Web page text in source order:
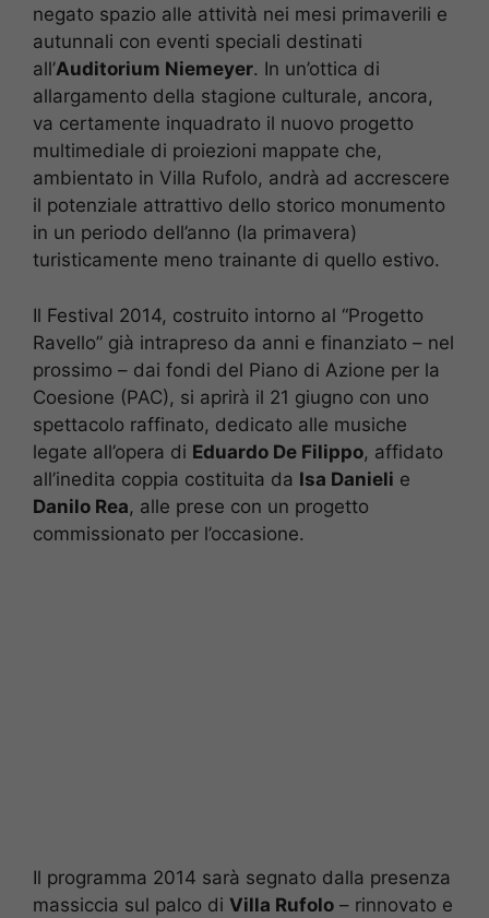
negato spazio alle attività nei mesi primaverili e
autunnali con eventi speciali destinati
all’Auditorium Niemeyer. In un’ottica di
allargamento della stagione culturale, ancora,
va certamente inquadrato il nuovo progetto
multimediale di proiezioni mappate che,
ambientato in Villa Rufolo, andrà ad accrescere
il potenziale attrattivo dello storico monumento
in un periodo dell’anno (la primavera)
turisticamente meno trainante di quello estivo.
Il Festival 2014, costruito intorno al “Progetto
Ravello” già intrapreso da anni e finanziato – nel
prossimo – dai fondi del Piano di Azione per la
Coesione (PAC), si aprirà il 21 giugno con uno
spettacolo raffinato, dedicato alle musiche
legate all’opera di Eduardo De Filippo, affidato
all’inedita coppia costituita da Isa Danieli e
Danilo Rea, alle prese con un progetto
commissionato per l’occasione.
Il programma 2014 sarà segnato dalla presenza
massiccia sul palco di Villa Rufolo – rinnovato e